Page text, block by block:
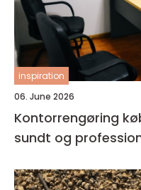
inspiration
06. June 2026
Kontorrengøring
sundt og